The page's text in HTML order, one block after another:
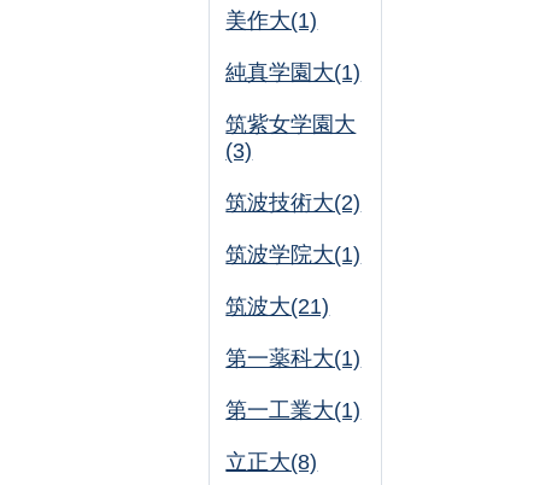
美作大(1)
純真学園大(1)
筑紫女学園大
(3)
筑波技術大(2)
筑波学院大(1)
筑波大(21)
第一薬科大(1)
第一工業大(1)
立正大(8)